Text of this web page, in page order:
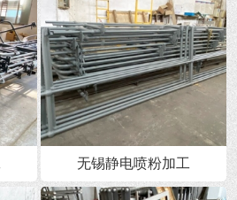
无锡静电喷粉加工